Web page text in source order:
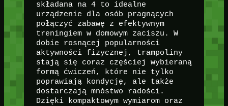
składana na 4 to idealne
urządzenie dla osób pragnących
połączyć zabawę z efektywnym
treningiem w domowym zaciszu. W
dobie rosnącej popularności
aktywności fizycznej, trampoliny
stają się coraz częściej wybieraną
formą ćwiczeń, które nie tylko
poprawiają kondycję, ale także
dostarczają mnóstwo radości.
Dzięki kompaktowym wymiarom oraz